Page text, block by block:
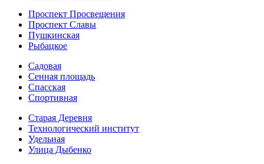
Проспект Просвещения
Проспект Славы
Пушкинская
Рыбацкое
Садовая
Сенная площадь
Спасская
Спортивная
Старая Деревня
Технологический институт
Удельная
Улица Дыбенко